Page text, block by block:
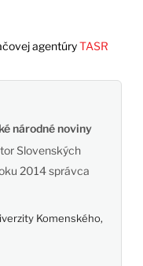
agentúryTASR
národné noviny
Slovenských
2014 správca
Komenského,